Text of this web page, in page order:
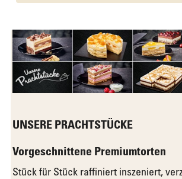
UNSERE PRACHTSTÜCKE
Vorgeschnittene Premiumtorten
Stück für Stück raffiniert inszeniert,